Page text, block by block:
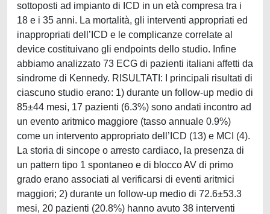
sottoposti ad impianto di ICD in un età compresa tra i
18 e i 35 anni. La mortalità, gli interventi appropriati ed
inappropriati dell’ICD e le complicanze correlate al
device costituivano gli endpoints dello studio. Infine
abbiamo analizzato 73 ECG di pazienti italiani affetti da
sindrome di Kennedy. RISULTATI: I principali risultati di
ciascuno studio erano: 1) durante un follow-up medio di
85±44 mesi, 17 pazienti (6.3%) sono andati incontro ad
un evento aritmico maggiore (tasso annuale 0.9%)
come un intervento appropriato dell’ICD (13) e MCI (4).
La storia di sincope o arresto cardiaco, la presenza di
un pattern tipo 1 spontaneo e di blocco AV di primo
grado erano associati al verificarsi di eventi aritmici
maggiori; 2) durante un follow-up medio di 72.6±53.3
mesi, 20 pazienti (20.8%) hanno avuto 38 interventi